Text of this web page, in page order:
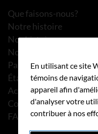
Que faisons-nous?
Notre histoire
Nos histoires
Notre équipe
Partenariats
États financiers
Actualités
Communiqués de
FAQ
En utilisant ce site
témoins de
appareil afin
d'analyser votre
contribuer à nos